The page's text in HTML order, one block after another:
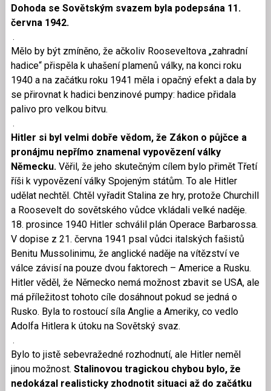
Dohoda se Sovětským svazem byla podepsána 11.
června 1942.
Mělo by být zmíněno, že ačkoliv Rooseveltova „zahradní
hadice“ přispěla k uhašení plamenů války, na konci roku
1940 a na začátku roku 1941 měla i opačný efekt a dala by
se přirovnat k hadici benzinové pumpy: hadice přidala
palivo pro velkou bitvu.
Hitler si byl velmi dobře vědom, že Zákon o půjčce a
pronájmu nepřímo znamenal vypovězení války
Německu. Věřil, že jeho skutečným cílem bylo přimět Třetí
říši k vypovězení války Spojeným státům. To ale Hitler
udělat nechtěl. Chtěl vyřadit Stalina ze hry, protože Churchill
a Roosevelt do sovětského vůdce vkládali velké naděje.
18. prosince 1940 Hitler schválil plán Operace Barbarossa.
V dopise z 21. června 1941 psal vůdci italských fašistů
Benitu Mussolinimu, že anglické naděje na vítězství ve
válce závisí na pouze dvou faktorech – Americe a Rusku.
Hitler věděl, že Německo nemá možnost zbavit se USA, ale
má příležitost tohoto cíle dosáhnout pokud se jedná o
Rusko. Byla to rostoucí síla Anglie a Ameriky, co vedlo
Adolfa Hitlera k útoku na Sovětský svaz.
Bylo to jistě sebevražedné rozhodnutí, ale Hitler neměl
jinou možnost. Stalinovou tragickou chybou bylo, že
nedokázal realisticky zhodnotit situaci až do začátku